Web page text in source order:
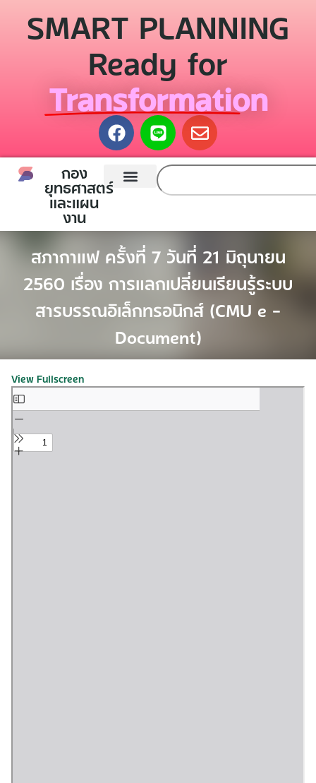
SMART PLANNING
Ready for
Transformation
กอง
ยุทธศาสตร์
และแผน
งาน
สภากาแฟ ครั้งที่ 7 วันที่ 21 มิถุนายน
2560 เรื่อง การแลกเปลี่ยนเรียนรู้ระบบ
สารบรรณอิเล็กทรอนิกส์ (CMU e –
Document)
View Fullscreen